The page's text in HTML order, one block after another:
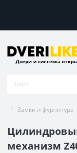
Двери и системы
Замки и фурнитура
механизм